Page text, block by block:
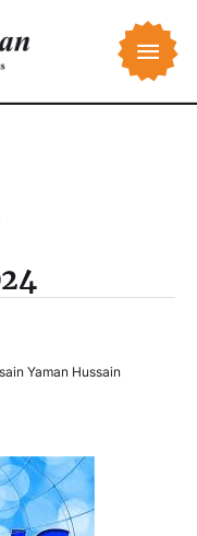
Yaman Hussain